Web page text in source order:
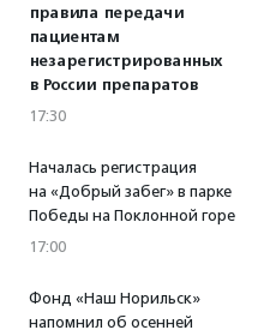
правила передачи
пациентам
незарегистрированных
в России препаратов
17:30
Началась регистрация
на «Добрый забег» в парке
Победы на Поклонной горе
17:00
Фонд «Наш Норильск»
напомнил об осенней